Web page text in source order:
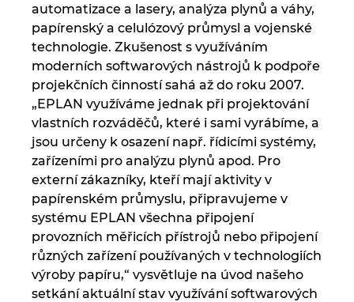
automatizace a lasery, analýza plynů a váhy,
papírenský a celulózový průmysl a vojenské
technologie. Zkušenost s využíváním
moderních softwarových nástrojů k podpoře
projekčních činností sahá až do roku 2007.
„EPLAN využíváme jednak při projektování
vlastních rozváděčů, které i sami vyrábíme, a
jsou určeny k osazení např. řídicími systémy,
zařízeními pro analýzu plynů apod. Pro
externí zákazníky, kteří mají aktivity v
papírenském průmyslu, připravujeme v
systému EPLAN všechna připojení
provozních měřicích přístrojů nebo připojení
různých zařízení používaných v technologiích
výroby papíru,“ vysvětluje na úvod našeho
setkání aktuální stav využívání softwarových
Jižní Korea
Kanada
Kolumbie
Litva
Lucembursko
Maďarsko
Malajsie
Mexiko